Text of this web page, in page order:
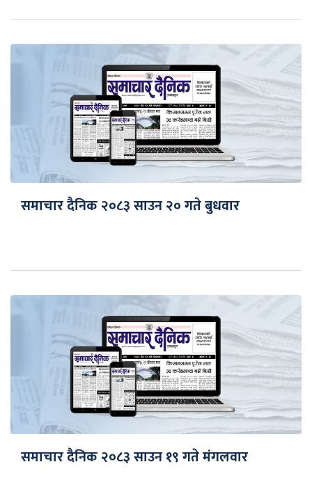
समाचार दैनिक २०८३ साउन २० गते बुधवार
समाचार दैनिक २०८३ साउन १९ गते मंगलवार